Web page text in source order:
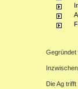
Gegründet
Die Ag